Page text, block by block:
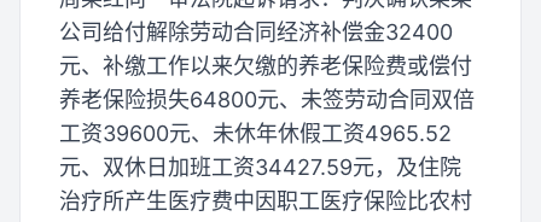
公司给付解除劳动合同经济补偿金32400
元、补缴工作以来欠缴的养老保险费或偿付
养老保险损失64800元、未签劳动合同双倍
工资39600元、未休年休假工资4965.52
元、双休日加班工资34427.59元，及住院
治疗所产生医疗费中因职工医疗保险比农村